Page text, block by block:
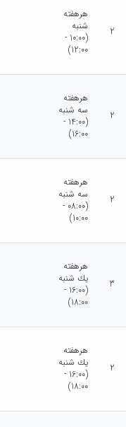
2
هرهفته
شنبه
(10:00 -
12:00)
2
هرهفته
سه شنبه
(14:00 -
16:00)
2
هرهفته
سه شنبه
(08:00 -
10:00)
3
هرهفته
يك شنبه
(16:00 -
18:00)
2
هرهفته
يك شنبه
(16:00 -
18:00)